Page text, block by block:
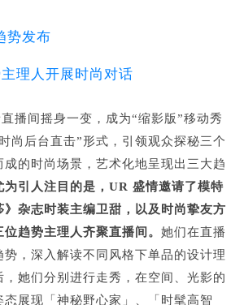
势发布
理人开展时尚对话
播间摇身一变，成为“缩影版”移动秀
尚后台直击”形式，引领观众探秘三个
成的时尚场景，艺术化地呈现出三大趋
为引人注目的是，UR 盛情邀请了模特
》杂志时装主编卫甜，以及时尚挚友方
趋势主理人齐聚直播间。 她们在直播
势，深入解读不同风格下单品的设计理
她们分别进行走秀，在空间、光影的
态展现「神秘野心家」、「时髦高智